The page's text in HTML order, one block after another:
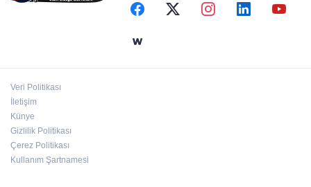
yardımcısı göreve başladı
Muğla Seydikemer'de yangın sonrası
Veri Politikası
İletişim
Künye
Gizlilik Politikası
Çerez Politikası
Kullanım Şartnamesi